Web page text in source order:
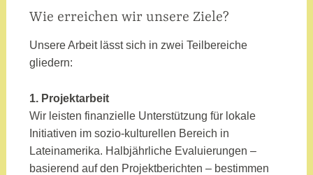
Wie erreichen wir unsere Ziele?
Unsere Arbeit lässt sich in zwei Teilbereiche
gliedern:
1. Projektarbeit
Wir leisten finanzielle Unterstützung für lokale
Initiativen im sozio-kulturellen Bereich in
Lateinamerika. Halbjährliche Evaluierungen –
basierend auf den Projektberichten – bestimmen